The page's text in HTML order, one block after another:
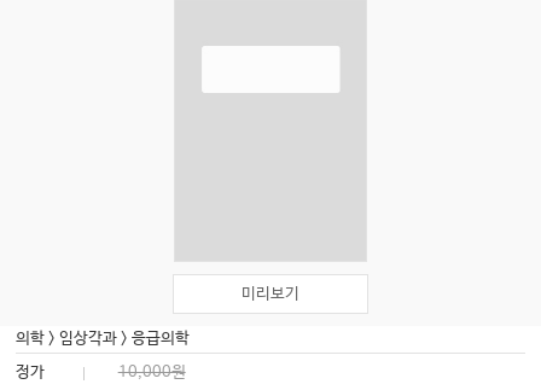
미리보기
의학 > 임상각과 >응급의학
정가
10,000원